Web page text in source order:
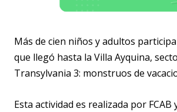
Más de cien niños y adultos
que llegó hasta la Villa Ayquina,
Transylvania 3: monstruos de
Esta actividad es realizada por